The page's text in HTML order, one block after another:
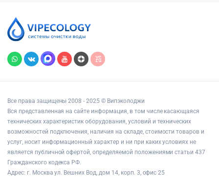
Все права защищены 2008 - 2025 © Випэколоджи
Вся представленная на сайте информация, в том числе касающаяся
технических характеристик оборудования, условий и технических
возможностей подключения, наличия на складе, стоимости товаров и
услуг, носит информационный характер и ни при каких условиях не
является публичной офертой, определяемой положениями статьи 437
Гражданского кодекса РФ.
Адрес: г. Москва ул. Вешних Вод, дом 14, корп. 3, офис 25